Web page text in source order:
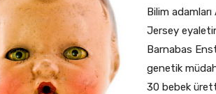
Bilim
Jersey
Barnabas
genetik
30 bebek